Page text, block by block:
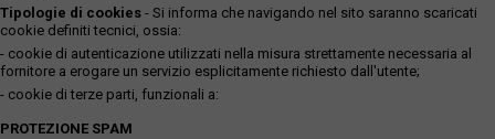
Tipologie di cookies - Si informa che navigando nel sito saranno scaricati
cookie definiti tecnici, ossia:
- cookie di autenticazione utilizzati nella misura strettamente necessaria al
fornitore a erogare un servizio esplicitamente richiesto dall'utente;
- cookie di terze parti, funzionali a:
PROTEZIONE SPAM